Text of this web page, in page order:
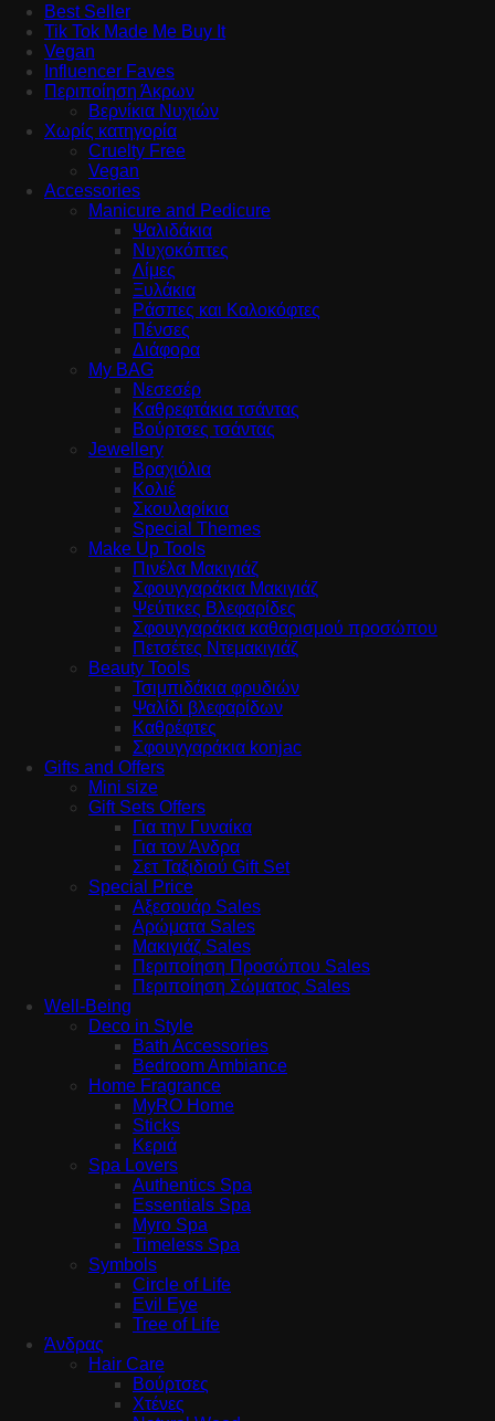
Best Seller
Tik Tok Made Me Buy It
Vegan
Influencer Faves
Περιποίηση Άκρων
Βερνίκια Νυχιών
Χωρίς κατηγορία
Cruelty Free
Vegan
Accessories
Manicure and Pedicure
Ψαλιδάκια
Νυχοκόπτες
Λίμες
Ξυλάκια
Ράσπες και Καλοκόφτες
Πένσες
Διάφορα
My BAG
Νεσεσέρ
Καθρεφτάκια τσάντας
Βούρτσες τσάντας
Jewellery
Βραχιόλια
Κολιέ
Σκουλαρίκια
Special Themes
Make Up Tools
Πινέλα Μακιγιάζ
Σφουγγαράκια Μακιγιάζ
Ψεύτικες Βλεφαρίδες
Σφουγγαράκια καθαρισμού προσώπου
Πετσέτες Ντεμακιγιάζ
Beauty Tools
Τσιμπιδάκια φρυδιών
Ψαλίδι βλεφαρίδων
Καθρέφτες
Σφουγγαράκια konjac
Gifts and Offers
Mini size
Gift Sets Offers
Για την Γυναίκα
Για τον Άνδρα
Σετ Ταξιδιού Gift Set
Special Price
Αξεσουάρ Sales
Αρώματα Sales
Μακιγιάζ Sales
Περιποίηση Προσώπου Sales
Περιποίηση Σώματος Sales
Well-Being
Deco in Style
Bath Accessories
Bedroom Ambiance
Home Fragrance
MyRO Home
Sticks
Κεριά
Spa Lovers
Authentics Spa
Essentials Spa
Myro Spa
Timeless Spa
Symbols
Circle of Life
Evil Eye
Tree of Life
Άνδρας
Hair Care
Βούρτσες
Χτένες